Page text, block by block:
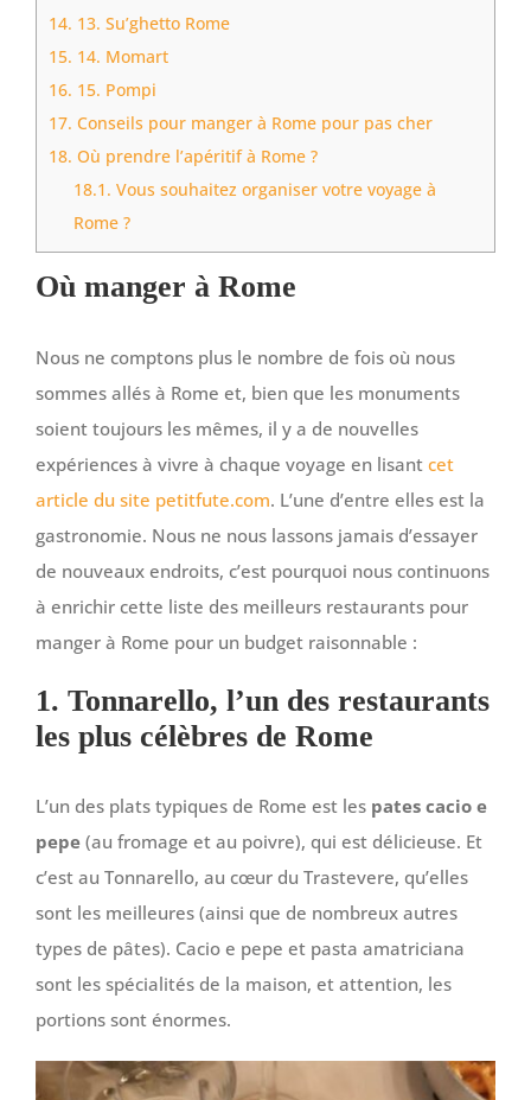
14. 13. Su’ghetto Rome
15. 14. Momart
16. 15. Pompi
17. Conseils pour manger à Rome pour pas cher
18. Où prendre l’apéritif à Rome ?
18.1. Vous souhaitez organiser votre voyage à
Rome ?
Où manger à Rome
Nous ne comptons plus le nombre de fois où nous
sommes allés à Rome et, bien que les monuments
soient toujours les mêmes, il y a de nouvelles
expériences à vivre à chaque voyage en lisant cet
article du site petitfute.com. L’une d’entre elles est la
gastronomie. Nous ne nous lassons jamais d’essayer
de nouveaux endroits, c’est pourquoi nous continuons
à enrichir cette liste des meilleurs restaurants pour
manger à Rome pour un budget raisonnable :
1. Tonnarello, l’un des restaurants
les plus célèbres de Rome
L’un des plats typiques de Rome est les pates cacio e
pepe(au fromage et au poivre), qui est délicieuse. Et
c’est au Tonnarello, au cœur du Trastevere, qu’elles
sont les meilleures (ainsi que de nombreux autres
types de pâtes). Cacio e pepe et pasta amatriciana
sont les spécialités de la maison, et attention, les
portions sont énormes.